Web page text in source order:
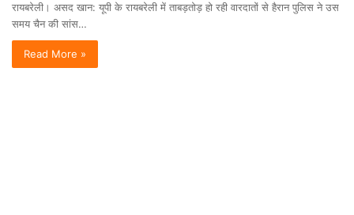
रायबरेली। असद खान: यूपी के रायबरेली में ताबड़तोड़ हो रही वारदातों से हैरान पुलिस ने उस
समय चैन की सांस…
Read More »